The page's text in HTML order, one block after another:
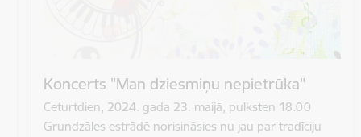
Koncerts "Man dziesmiņu nepietrūka"
Ceturtdien, 2024. gada 23. maijā, pulksten 18.00
Grundzāles estrādē norisināsies nu jau par tradīciju